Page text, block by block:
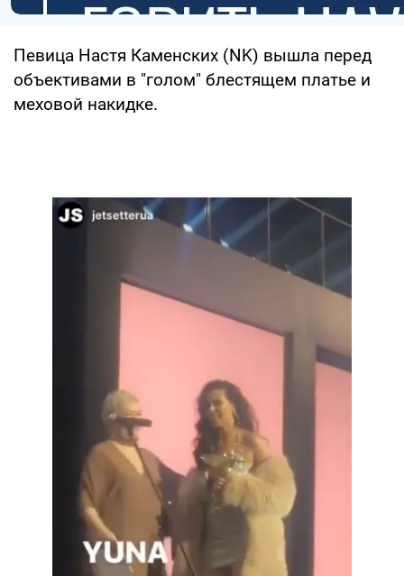
Певица Настя Каменских (NK) вышла перед
объективами в "голом" блестящем платье и
меховой накидке.